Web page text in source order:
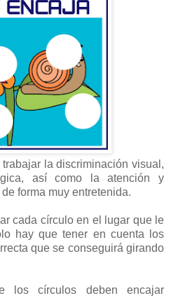
la discriminación visual,
así como la atención y
forma muy entretenida.
cada círculo en el lugar que le
hay que tener en cuenta los
que se conseguirá girando
los círculos deben encajar